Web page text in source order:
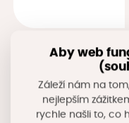
Aby web
Záleží nám na
nejlepším
rychle našli to, co